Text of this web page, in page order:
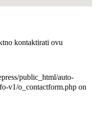
kontaktirati ovu
public_html/auto-
v1/o_contactform.php on